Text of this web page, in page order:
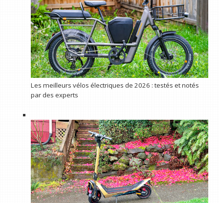
Les meilleurs vélos électriques de 2026 : testés et notés
par des experts